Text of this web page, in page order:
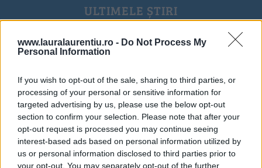
www.lauralaurentiu.ro - Do Not Process My
Personal Information
If you wish to opt-out of the sale, sharing to third parties, or
processing of your personal or sensitive information for
targeted advertising by us, please use the below opt-out
section to confirm your selection. Please note that after your
opt-out request is processed you may continue seeing
interest-based ads based on personal information utilized by
us or personal information disclosed to third parties prior to
your opt-out. You may separately opt-out of the further
ULTIMELE ȘTIRI